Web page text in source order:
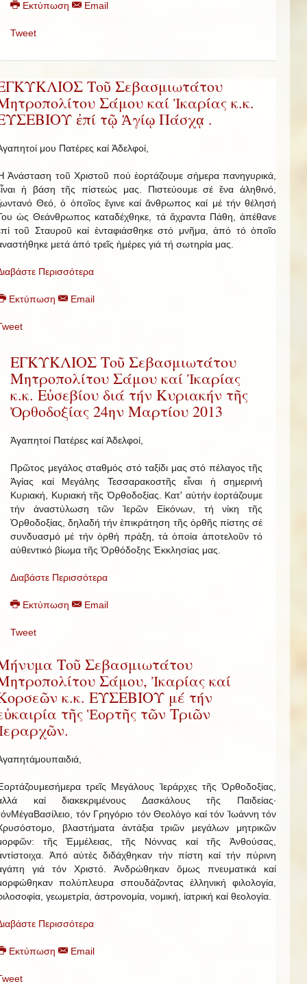
Εκτύπωση Email
Tweet
Τοῦ Σεβασμιωτάτου
Σάμου καί Ἰκαρίας κ.κ.
ἐπί τῷ Ἁγίῳ Πάσχᾳ .
μου Πατέρες καί Ἀδελφοί,
Ἀνάσταση τοῦ Χριστοῦ πού ἑορτάζουμε σήμερα πανηγυρικά,
ἡ βάση τῆς πίστεώς μας. Πιστεύουμε σέ ἕνα ἀληθινό,
Θεό, ὁ ὁποῖος ἔγινε καί ἄνθρωπος καί μέ τήν θέλησή
ὡς Θεάνθρωπος καταδέχθηκε, τά ἄχραντα Πάθη, ἀπέθανε
τοῦ Σταυροῦ καί ἐνταφιάσθηκε στό μνῆμα, ἀπό τό ὁποῖο
μετά ἀπό τρεῖς ἡμέρες γιά τή σωτηρία μας.
Περισσότερα
Εκτύπωση Email
ΕΓΚΥΚΛΙΟΣ Τοῦ Σεβασμιωτάτου
Μητροπολίτου Σάμου καί Ἰκαρίας
κ.κ. Εὐσεβίου διά τήν Κυριακήν τῆς
Ὀρθοδοξίας 24ην Μαρτίου 2013
Ἀγαπητοί Πατέρες καί Ἀδελφοί,
Πρῶτος μεγάλος σταθμός στό ταξίδι μας στό πέλαγος τῆς
Ἁγίας καί Μεγάλης Τεσσαρακοστῆς εἶναι ἡ σημερινή
Κυριακή, Κυριακή τῆς Ὀρθοδοξίας. Κατ' αὐτήν ἑορτάζουμε
τήν ἀναστύλωση τῶν Ἱερῶν Εἰκόνων, τή νίκη τῆς
Ὀρθοδοξίας, δηλαδή τήν ἐπικράτηση τῆς ὀρθῆς πίστης σέ
συνδυασμό μέ τήν ὀρθή πράξη, τά ὁποία ἀποτελοῦν τό
αὐθεντικό βίωμα τῆς Ὀρθόδοξης Ἐκκλησίας μας.
Διαβάστε Περισσότερα
Εκτύπωση Email
Tweet
Τοῦ Σεβασμιωτάτου
Σάμου, Ἰκαρίας καί
κ.κ. ΕΥΣΕΒΙΟΥ μέ τήν
τῆς Ἑορτῆς τῶν Τριῶν
τρεῖς Μεγάλους Ἱεράρχες τῆς Ὀρθοδοξίας,
καί διακεκριμένους Δασκάλους τῆς Παιδείας·
τόν Γρηγόριο τόν Θεολόγο καί τόν Ἰωάννη τόν
βλαστήματα ἀντάξια τριῶν μεγάλων μητρικῶν
τῆς Ἐμμέλειας, τῆς Νόννας καί τῆς Ἀνθούσας,
Ἀπό αὐτές διδάχθηκαν τήν πίστη καί τήν πύρινη
γιά τόν Χριστό. Ἀνδρώθηκαν ὅμως πνευματικά καί
πολύπλευρα σπουδάζοντας ἑλληνική φιλολογία,
γεωμετρία, ἀστρονομία, νομική, ἰατρική καί θεολογία.
Περισσότερα
Εκτύπωση Email